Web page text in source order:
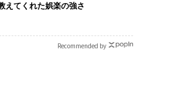
えてくれた娯楽の強さ
Recommended by